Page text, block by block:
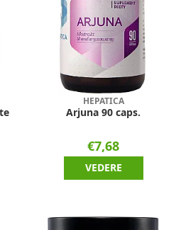
HEPATICA
Arjuna 90 caps.
€7,68
VEDERE